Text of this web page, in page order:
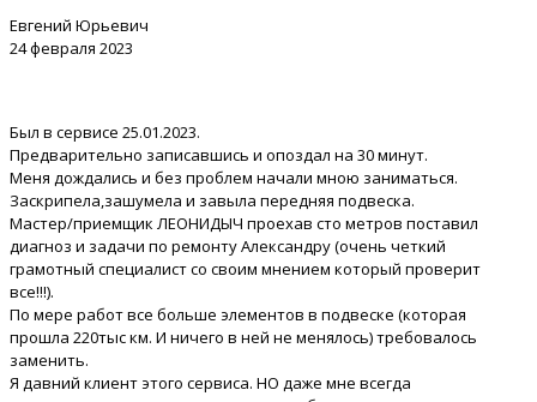
Евгений Юрьевич
24 февраля 2023
Был в сервисе 25.01.2023.
Предварительно записавшись и опоздал на 30 минут.
Меня дождались и без проблем начали мною заниматься.
Заскрипела,зашумела и завыла передняя подвеска.
Мастер/приемщик ЛЕОНИДЫЧ проехав сто метров поставил
диагноз и задачи по ремонту Александру (очень четкий
грамотный специалист со своим мнением который проверит
все!!!).
По мере работ все больше элементов в подвеске (которая
прошла 220тыс км. И ничего в ней не менялось) требовалось
заменить.
Я давний клиент этого сервиса. НО даже мне всегда